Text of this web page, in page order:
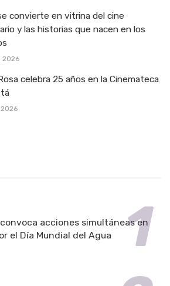
convierte en vitrina del cine
y las historias que nacen en los
2026
celebra 25 años en la Cinemateca
2026
acciones simultáneas en
el Día Mundial del Agua